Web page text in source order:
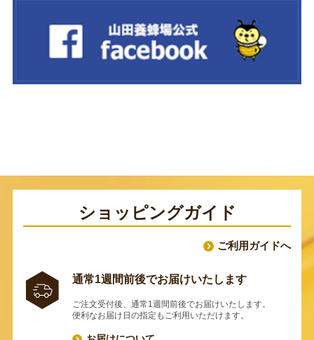
ショッピングガイド
ご利用ガイドへ
通常1週間前後でお届けいたします
ご注文受付後、通常1週間前後でお届けいたします。
便利なお届け日の指定もご利用いただけます。